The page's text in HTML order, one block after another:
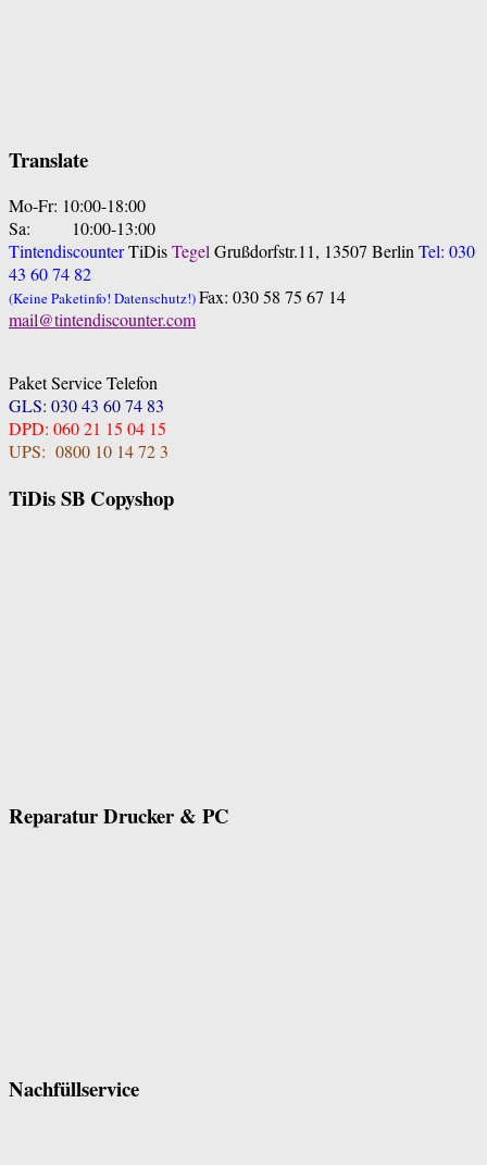
Translate
Mo-Fr: 10:00-18:00
Sa: 10:00-13:00
TintendiscounterTiDisTegelGrußdorfstr.11, 13507 BerlinTel: 030
43 60 74 82
(Keine Paketinfo! Datenschutz!)Fax: 030 58 75 67 14
mail@tintendiscounter.com
Paket Service Telefon
GLS: 030 43 60 74 83
DPD: 060 21 15 04 15
UPS: 0800 10 14 72 3
TiDis SB Copyshop
Reparatur Drucker & PC
Nachfüllservice